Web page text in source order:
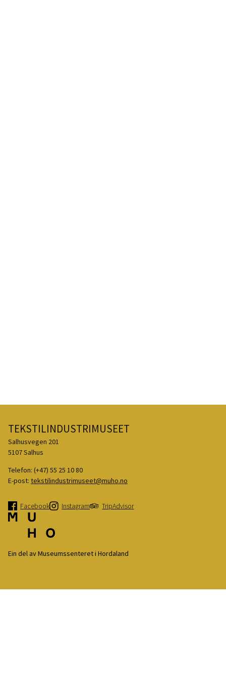
TEKSTILINDUSTRIMUSEET
Salhusvegen 201
5107 Salhus
Telefon: (+47) 55 25 10 80
E-post: tekstilindustrimuseet@muho.no
Facebook Instagram TripAdvisor
Ein del av Museumssenteret i Hordaland